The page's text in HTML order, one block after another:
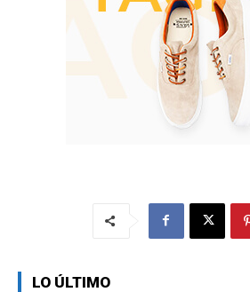
LO ÚLTIMO